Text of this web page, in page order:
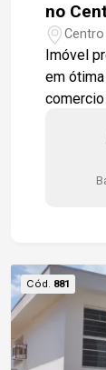
no
Imóvel
em ótima localização em área central, próximo a
salas
com
piso cerâmico. Estamos à
Cód. 881